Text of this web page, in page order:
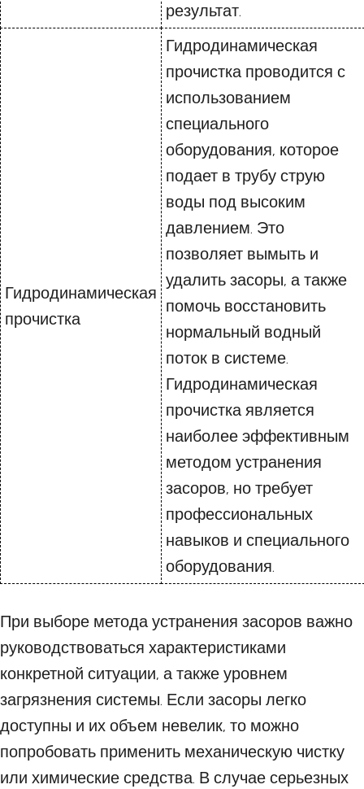
результат.
Гидродинамическая
прочистка
Гидродинамическая
прочистка проводится с
использованием
специального
оборудования, которое
подает в трубу струю
воды под высоким
давлением. Это
позволяет вымыть и
удалить засоры, а также
помочь восстановить
нормальный водный
поток в системе.
Гидродинамическая
прочистка является
наиболее эффективным
методом устранения
засоров, но требует
профессиональных
навыков и специального
оборудования.
При выборе метода устранения засоров важно
руководствоваться характеристиками
конкретной ситуации, а также уровнем
загрязнения системы. Если засоры легко
доступны и их объем невелик, то можно
попробовать применить механическую чистку
или химические средства. В случае серьезных